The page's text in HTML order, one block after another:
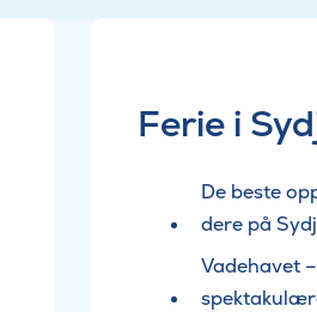
Ferie i
De beste
dere på
Vadehavet